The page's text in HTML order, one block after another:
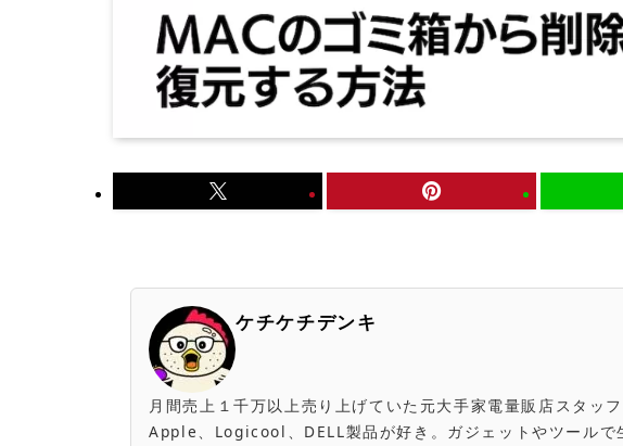
ケチケチデンキ
月間売上１千万以上売り上げていた元大手家電量販店スタ
Apple、Logicool、DELL製品が好き。ガジェットやツールで